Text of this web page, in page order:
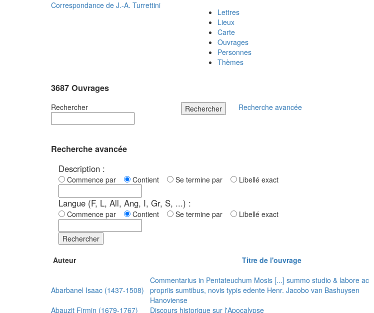
Correspondance de J.-A. Turrettini
Lettres
Lieux
Carte
Ouvrages
Personnes
Thèmes
3687 Ouvrages
Rechercher Rechercher Recherche avancée
Recherche avancée
Description :
Commence par Contient Se termine par Libellé exact
Langue (F, L, All, Ang, I, Gr, S, ...) :
Commence par Contient Se termine par Libellé exact
Rechercher
Auteur Titre de l'ouvrage
Abarbanel Isaac (1437-1508)
Commentarius in Pentateuchum Mosis [...] summo studio & labore ac
propriis sumtibus, novis typis edente Henr. Jacobo van Bashuysen
Hanoviense
Abauzit Firmin (1679-1767)
Discours historique sur l'Apocalypse